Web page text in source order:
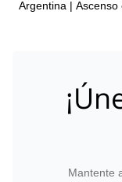
Argentina | Ascenso
Mantente